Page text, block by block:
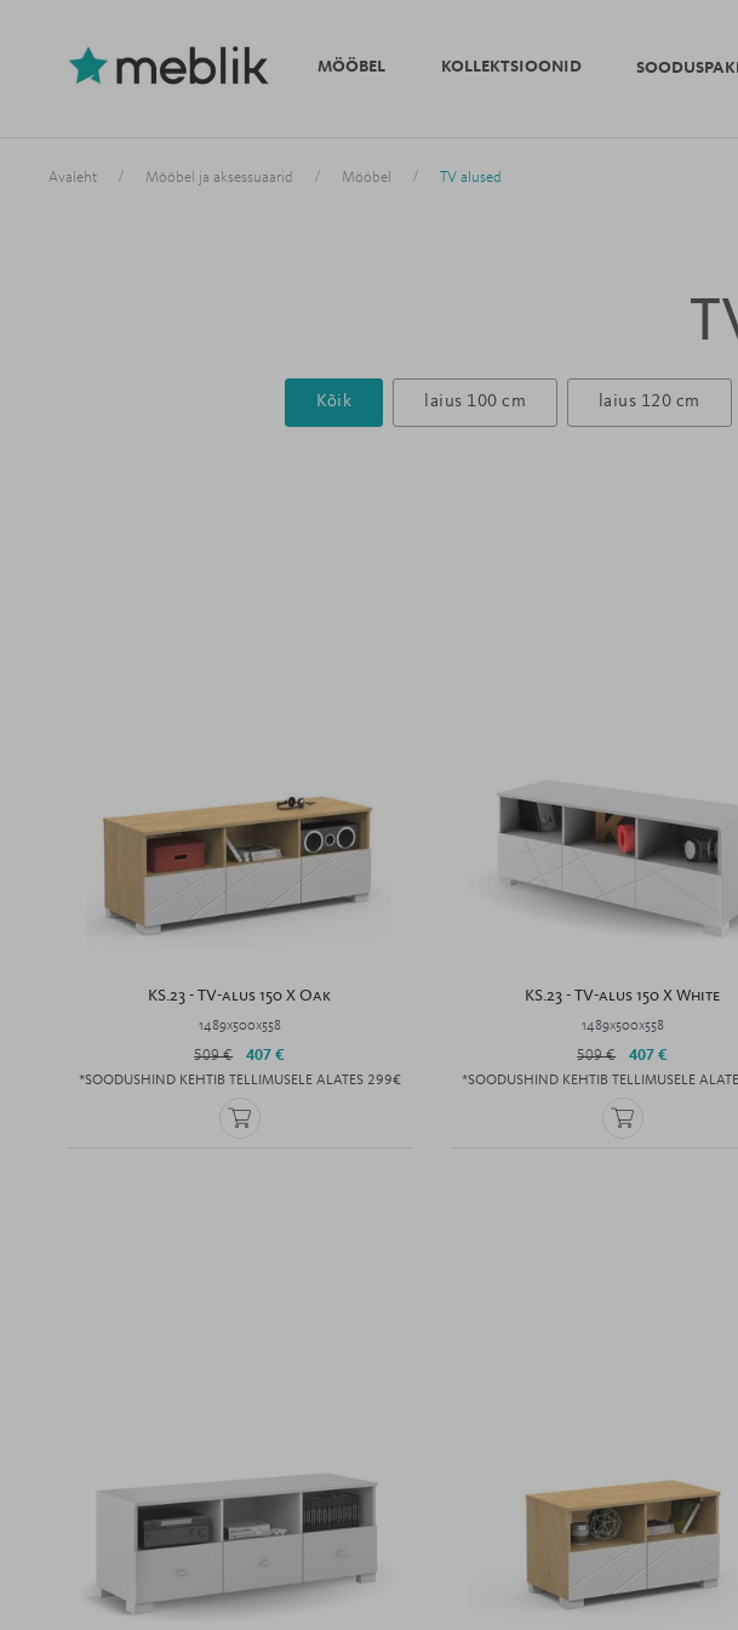
MÖÖBEL KOLLEKTSIOONID
Avaleht / Mööbel ja aksessuaarid / Mööbel / TV alused
Kõik laius 100 cm laius 120 cm
KS.23 - TV-alus 150 X Oak
1489x500x558
509 € 407 €
*SOODUSHIND KEHTIB TELLIMUSELE ALATES 299€
KS.23 - TV-alus 150 X White
1489x500x558
509 € 407 €
*SOODUSHIND KEHTIB TELLIMUSELE